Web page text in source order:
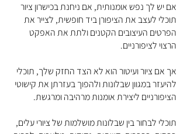
אם יש לך נפש אומנותית, אם ניחנת בכישרון ציור
תוכלי לעצב את הציפורן ביד חופשית, לצייר את
הפרטים העיצובים הקטנים ולתת את האפקט
הרצוי לציפורניים.
אך אם ציור ועיטור הוא לא הצד החזק שלך, תוכלי
להיעזר במגוון שבלונות ולהפוך בעזרתן את קישוטי
הציפורניים ליצירת אומנות מרהיבה ומרגשת.
תוכלי לבחור בין שבלונות מושלמות של ציורי עלים,